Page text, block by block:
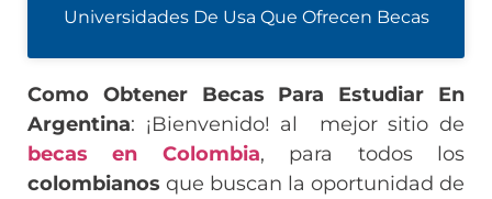
Universidades De Usa Que Ofrecen Becas
Como Obtener Becas Para Estudiar En
Argentina: ¡Bienvenido! al mejor sitio de
becas en Colombia, para todos los
colombianos que buscan la oportunidad de